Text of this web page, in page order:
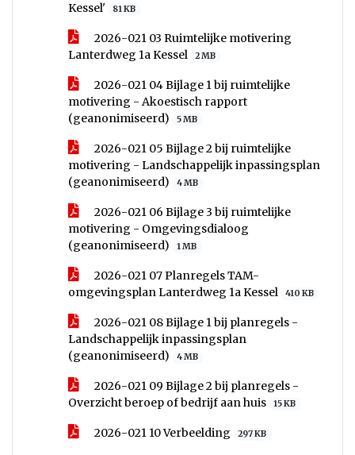
Kessel' 81 KB
2026-021 03 Ruimtelijke motivering
Lanterdweg 1a Kessel
2 MB
2026-021 04 Bijlage 1 bij ruimtelijke
motivering - Akoestisch rapport
(geanonimiseerd)
5 MB
2026-021 05 Bijlage 2 bij ruimtelijke
motivering - Landschappelijk inpassingsplan
(geanonimiseerd)
4 MB
2026-021 06 Bijlage 3 bij ruimtelijke
motivering - Omgevingsdialoog
(geanonimiseerd)
1 MB
2026-021 07 Planregels TAM-
omgevingsplan Lanterdweg 1a Kessel
410 KB
2026-021 08 Bijlage 1 bij planregels -
Landschappelijk inpassingsplan
(geanonimiseerd)
4 MB
2026-021 09 Bijlage 2 bij planregels -
Overzicht beroep of bedrijf aan huis
15 KB
2026-021 10 Verbeelding 297 KB